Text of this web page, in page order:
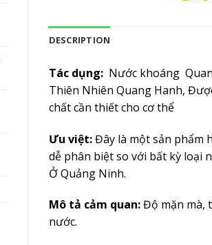
DESCRIPTION
Tác dụng:Nước khoáng
Thiên Nhiên Quang Hanh,
chất cần thiết cho cơ thể
Ưu việt:Đây là một sản phẩm
dễ phân biệt so với bất kỳ loại
Ở Quảng Ninh.
Mô tả cảm quan:Độ mặn mà,
nước.